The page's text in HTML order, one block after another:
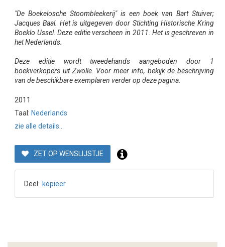
"De Boekelosche Stoombleekerij" is een boek van Bart Stuiver;
Jacques Baal. Het is uitgegeven door Stichting Historische Kring
Boeklo Ussel. Deze editie verscheen in 2011. Het is geschreven in
het Nederlands.
Deze editie wordt tweedehands aangeboden door 1
boekverkopers uit Zwolle. Voor meer info, bekijk de beschrijving
van de beschikbare exemplaren verder op deze pagina.
2011
Taal: Nederlands
zie alle details...
ZET OP WENSLIJSTJE
Deel: kopieer